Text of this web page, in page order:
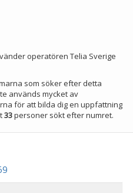
operatören Telia Sverige
som söker efter detta
används mycket av
för att bilda dig en uppfattning
33personer sökt efter numret.